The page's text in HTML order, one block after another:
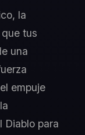
la
tus
una
empuje
Diablo para